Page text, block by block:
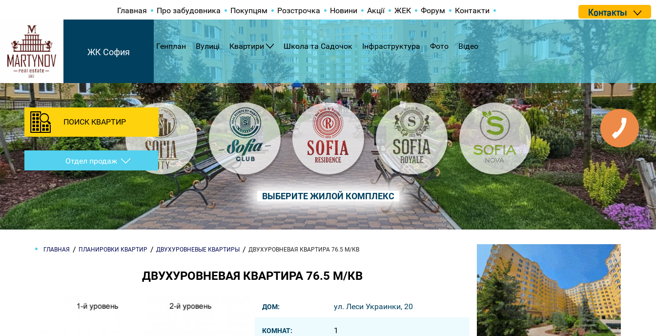
ВЫБЕРИТЕ ЖИЛОЙ КОМПЛЕКС
Главная Про забудовника Покупцям Розстрочка Новини Акції ЖЕК Форум Контакти Контакты
ЖК София
Генплан Вулиці Квартири Школа та Садочок Інфраструктура Фото Відео
ПОИСК КВАРТИР
Отдел продаж
ГЛАВНАЯ ПЛАНИРОВКИ КВАРТИР ДВУХУРОВНЕВЫЕ КВАРТИРЫ ДВУХУРОВНЕВАЯ КВАРТИРА 76.5 М/КВ
ДВУХУРОВНЕВАЯ КВАРТИРА 76.5 М/КВ
ДОМ: ул. Леси Украинки, 20
КОМНАТ: 1